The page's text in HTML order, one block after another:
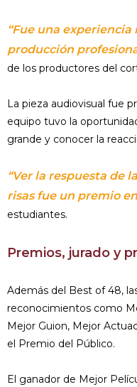
“Fue una
producción
de los productores del
La pieza audiovisual fue
equipo tuvo la
grande y conocer la
“Ver la respuesta de
risas fue un premio
estudiantes.
Premios, jurado y
Además del Best of 48,
reconocimientos como
Mejor Guion, Mejor
el Premio del Público.
El ganador de Mejor